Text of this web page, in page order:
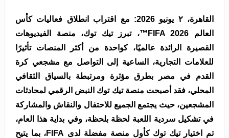
القاهرة، ٢ يونيو 2026: مع اقتراب انطلاق فعاليات كأس
العالم FIFA 2026™، تبرز تيك توك، منصة الفيديوهات
القصيرة الرائدة عالميًا، كواحدة من أكثر المنصات تأثيرًا
للعلامات التجارية، الساعية إلى التواصل مع مشجعي كرة
القدم في مصر بطرق مؤثرة ومرتبطة بالسياق الثقافي
المحلي، فقد أصبحت منصة تيك توك النبض الرقمي لمحادثات
المشجعين، حيث يجتمع الجميع للاحتفال والنقاش والمشاركة
في تشكيل سردية اللعبة لحظة بلحظة، وفي بداية هذا العام،
تم اختيار تيك توك كأول منصة مفضلة لدى FIFA، بما يتيح